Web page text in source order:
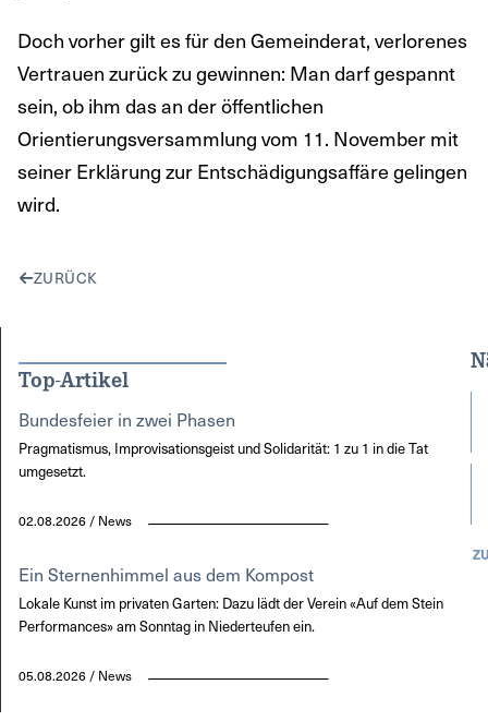
Doch vorher gilt es für den Gemeinderat, verlorenes
Vertrauen zurück zu gewinnen: Man darf gespannt
sein, ob ihm das an der öffentlichen
Orientierungsversammlung vom 11. November mit
seiner Erklärung zur Entschädigungsaffäre gelingen
wird.
ZURÜCK
Top-Artikel
Bundesfeier in zwei Phasen
Pragmatismus, Improvisationsgeist und Solidarität: 1 zu 1 in die Tat
umgesetzt.
02.08.2026 / News
Ein Sternenhimmel aus dem Kompost
Lokale Kunst im privaten Garten: Dazu lädt der Verein «Auf dem Stein
Performances» am Sonntag in Niederteufen ein.
05.08.2026 / News